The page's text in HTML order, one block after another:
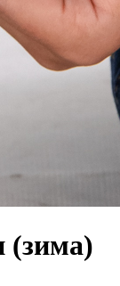
(зима)